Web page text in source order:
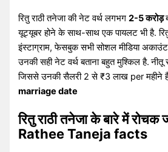
रितु राठी तनेजा की नेट वर्थ लगभग2-5 करोड़
यूट्यूबर होने के साथ-साथ एक पायलट भी है.
इंस्टाग्राम, फेसबुक सभी सोशल मीडिया
उनकी सही नेट वर्थ बताना बहुत मुश्किल है. नीतू
जिससे उनकी सैलरी 2 से ₹3 लाख per महीने
marriage date
रितु राठी तनेजा के बारे में रोचक
Rathee Taneja facts